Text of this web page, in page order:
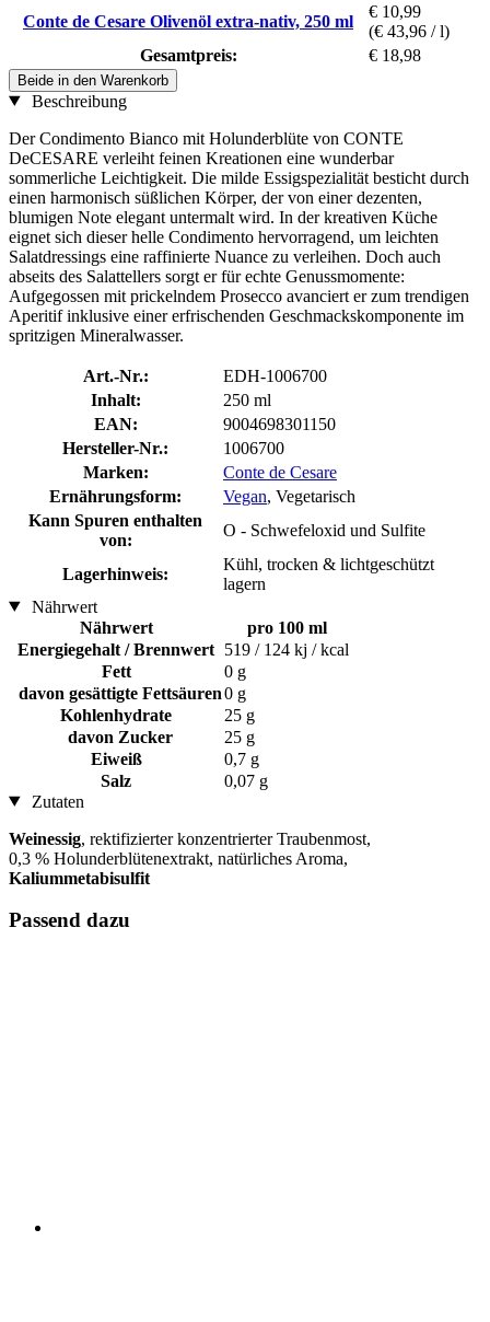
Conte de Cesare Olivenöl extra-nativ, 250 ml
€ 10,99
(€ 43,96 / l)
Gesamtpreis:
€ 18,98
Beide in den Warenkorb
Beschreibung
Der Condimento Bianco mit Holunderblüte von CONTE
DeCESARE verleiht feinen Kreationen eine wunderbar
sommerliche Leichtigkeit. Die milde Essigspezialität besticht durch
einen harmonisch süßlichen Körper, der von einer dezenten,
blumigen Note elegant untermalt wird. In der kreativen Küche
eignet sich dieser helle Condimento hervorragend, um leichten
Salatdressings eine raffinierte Nuance zu verleihen. Doch auch
abseits des Salattellers sorgt er für echte Genussmomente:
Aufgegossen mit prickelndem Prosecco avanciert er zum trendigen
Aperitif inklusive einer erfrischenden Geschmackskomponente im
spritzigen Mineralwasser.
Art.-Nr.:
EDH-1006700
Inhalt:
250 ml
EAN:
9004698301150
Hersteller-Nr.:
1006700
Marken:
Conte de Cesare
Ernährungsform:
Vegan, Vegetarisch
Kann Spuren enthalten
von:
O - Schwefeloxid und Sulfite
Lagerhinweis:
Kühl, trocken & lichtgeschützt
lagern
Nährwert
Nährwert
pro 100 ml
Energiegehalt / Brennwert 519 / 124 kj / kcal
Fett
0 g
davon gesättigte Fettsäuren0 g
Kohlenhydrate
25 g
davon Zucker
25 g
Eiweiß
0,7 g
Salz
0,07 g
Zutaten
Weinessig, rektifizierter konzentrierter Traubenmost,
0,3 % Holunderblütenextrakt, natürliches Aroma,
Kaliummetabisulfit
Passend dazu